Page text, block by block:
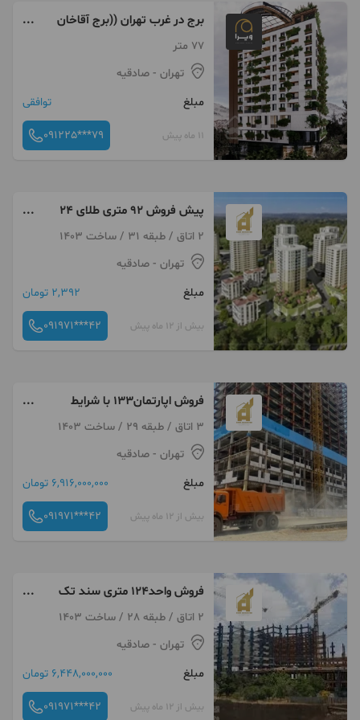
برج در غرب تهران ((برج آقاخان
))شهران
77 متر
تهران - صادقیه
مبلغ
توافقی
11 ماه پیش 091225***79
پیش فروش ۹۲ متری طلای ۲۴
عیار ازجنس خاک درمنطقه ۲۲
2 اتاق / طبقه 31 / ساخت 1403
تهران - صادقیه
مبلغ
2,392 تومان
بیش از 12 ماه پیش 091971***42
فروش اپارتمان۱۳۳ با شرایط
پرداخت عالی ومنعطف در منطقه
۲۲
3 اتاق / طبقه 29 / ساخت 1403
تهران - صادقیه
مبلغ
6,916,000,000 تومان
بیش از 12 ماه پیش 091971***42
فروش واحد۱۲۴ متری سند تک
برگ مناسب سرمایه گذاری در
منطقه ۲۲
2 اتاق / طبقه 28 / ساخت 1403
تهران - صادقیه
مبلغ
6,448,000,000 تومان
بیش از 12 ماه پیش 091971***42